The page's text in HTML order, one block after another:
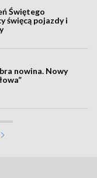
Świętego
święcą pojazdy i
nowina. Nowy